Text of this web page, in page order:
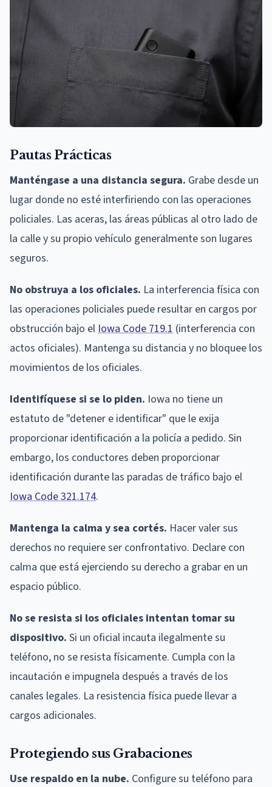
Pautas Prácticas
Manténgase a una distancia segura. Grabe desde un
lugar donde no esté interfiriendo con las operaciones
policiales. Las aceras, las áreas públicas al otro lado de
la calle y su propio vehículo generalmente son lugares
seguros.
No obstruya a los oficiales. La interferencia física con
las operaciones policiales puede resultar en cargos por
obstrucción bajo el Iowa Code 719.1 (interferencia con
actos oficiales). Mantenga su distancia y no bloquee los
movimientos de los oficiales.
Identifíquese si se lo piden. Iowa no tiene un
estatuto de "detener e identificar" que le exija
proporcionar identificación a la policía a pedido. Sin
embargo, los conductores deben proporcionar
identificación durante las paradas de tráfico bajo el
Iowa Code 321.174.
Mantenga la calma y sea cortés. Hacer valer sus
derechos no requiere ser confrontativo. Declare con
calma que está ejerciendo su derecho a grabar en un
espacio público.
No se resista si los oficiales intentan tomar su
dispositivo. Si un oficial incauta ilegalmente su
teléfono, no se resista físicamente. Cumpla con la
incautación e impugnela después a través de los
canales legales. La resistencia física puede llevar a
cargos adicionales.
Protegiendo sus Grabaciones
Use respaldo en la nube. Configure su teléfono para